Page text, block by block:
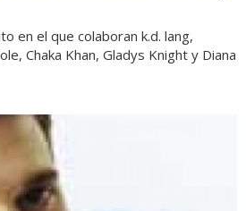
en el que colaboran k.d. lang,
Chaka Khan, Gladys Knight y Diana